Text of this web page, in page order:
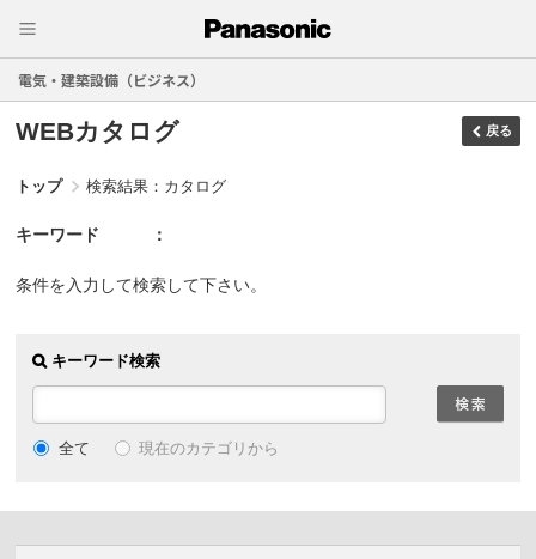
電気・建築設備（ビジネス）
WEBカタログ 戻る
トップ 検索結果：カタログ
キーワード
条件を入力して検索して下さい。
キーワード検索
全て 現在のカテゴリから